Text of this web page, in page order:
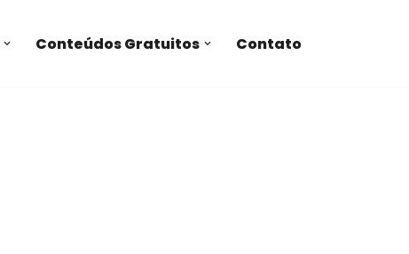
Conteúdos Gratuitos Contato